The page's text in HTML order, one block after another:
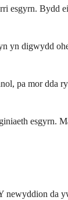
esgyrn. Bydd
digwydd
pa mor dda
esgyrn.
newyddion